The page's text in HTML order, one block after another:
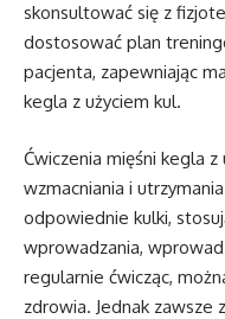
skonsultować się z
dostosować plan
pacjenta, zapewniając
kegla z użyciem kul.
Ćwiczenia mięśni kegla
wzmacniania i
odpowiednie kulki,
wprowadzania,
regularnie ćwicząc,
zdrowia. Jednak zawsze